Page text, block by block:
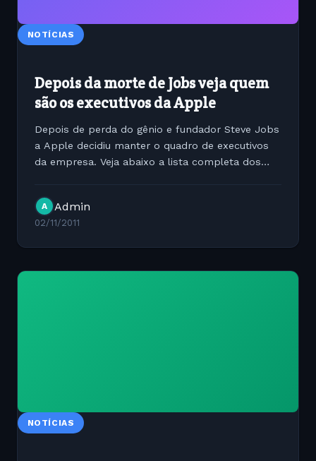
NOTÍCIAS
Depois da morte de Jobs veja quem
são os executivos da Apple
Depois de perda do gênio e fundador Steve Jobs
a Apple decidiu manter o quadro de executivos
da empresa. Veja abaixo a lista completa dos
presidente senior...
A Admin
02/11/2011
NOTÍCIAS